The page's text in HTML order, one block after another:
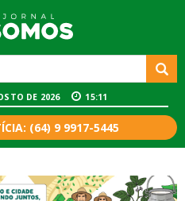
DE 2026 15:11
(64) 9 9917-5445